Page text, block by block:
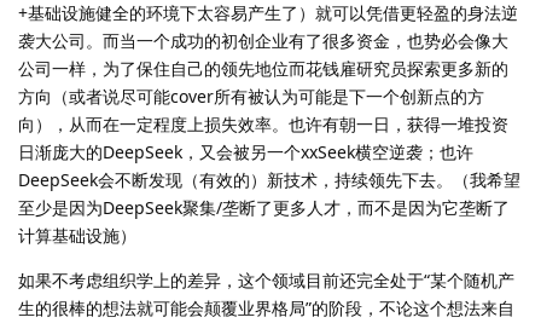
+基础设施健全的环境下太容易产生了）就可以凭借更轻盈的身法逆
袭大公司。而当一个成功的初创企业有了很多资金，也势必会像大
公司一样，为了保住自己的领先地位而花钱雇研究员探索更多新的
方向（或者说尽可能cover所有被认为可能是下一个创新点的方
向），从而在一定程度上损失效率。也许有朝一日，获得一堆投资
日渐庞大的DeepSeek，又会被另一个xxSeek横空逆袭；也许
DeepSeek会不断发现（有效的）新技术，持续领先下去。（我希望
至少是因为DeepSeek聚集/垄断了更多人才，而不是因为它垄断了
计算基础设施）
如果不考虑组织学上的差异，这个领域目前还完全处于“某个随机产
生的很棒的想法就可能会颠覆业界格局”的阶段，不论这个想法来自